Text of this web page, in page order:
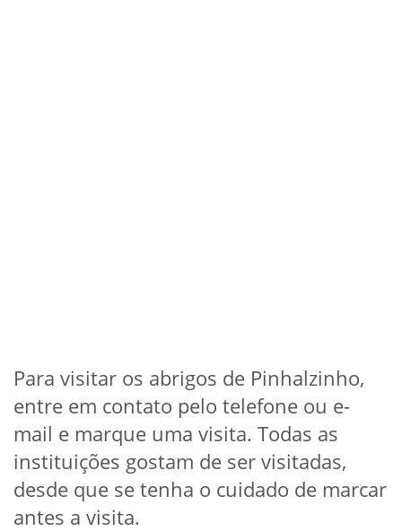
Para visitar os abrigos de Pinhalzinho,
entre em contato pelo telefone ou e-
mail e marque uma visita. Todas as
instituições gostam de ser visitadas,
desde que se tenha o cuidado de marcar
antes a visita.